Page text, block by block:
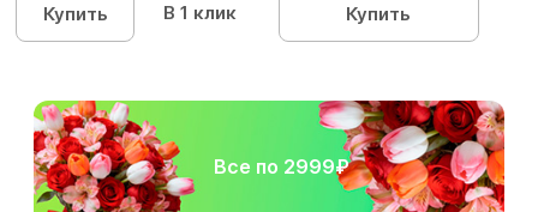
Купить В 1 клик Купить
Все по 2999₽